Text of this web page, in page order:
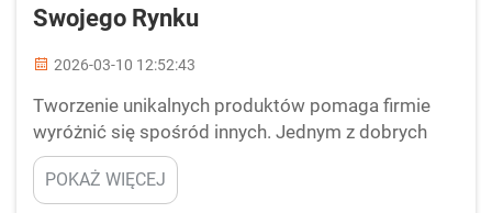
Swojego Rynku
2026-03-10 12:52:43
Tworzenie unikalnych produktów pomaga firmie
wyróżnić się spośród innych. Jednym z dobrych
sposobów jest dostosowanie obudów zapalniczek.
W Debang Smoking rozumiemy, jak ważne jest
POKAŻ WIĘCEJ